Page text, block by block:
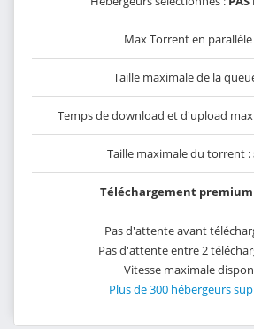
Max Torrent en parallèle
Taille maximale de la
Temps de download et d'upload
Taille maximale du torrent :
Téléchargement
Pas d'attente avant
Pas d'attente entre 2
Vitesse maximale
Plus de 300 hébergeurs